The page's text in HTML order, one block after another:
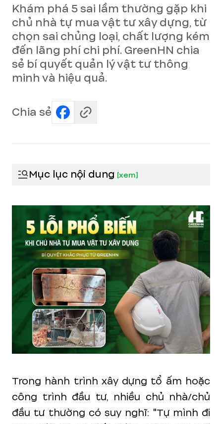
Khám phá 5 sai lầm thường gặp khi
chủ nhà tự mua vật tư xây dựng, từ
chọn sai chủng loại, chất lượng kém
đến lãng phí chi phí. GreenHN chia
sẻ bí quyết quản lý vật tư thông
minh và hiệu quả.
Chia sẻ
Mục lục nội dung [xem]
Trong hành trình xây dựng tổ ấm hoặc
công trình đầu tư, nhiều chủ nhà/chủ
đầu tư thường có suy nghĩ: "Tự mình đi